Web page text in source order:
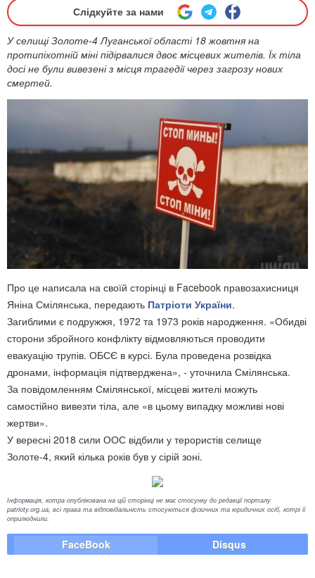
Слідкуйте за нами
У селищі Золоте-4 Луганської області 18 жовтня на
протипіхотній міні підірвалися двоє місцевих жителів. Їх тіла
досі не були вивезені з місця трагедії через загрозу нових
смертей.
Про це написала на своїй сторінці в Facebook правозахисниця
Яніна Смілянська, передають Патріоти України.
Загиблими є подружжя, 1972 та 1973 років народження. «Обидві
сторони збройного конфлікту відмовляються проводити
евакуацію трупів. ОБСЄ в курсі. Була проведена розвідка
дронами, інформація підтверджена», - уточнила Смілянська.
За повідомленням Смілянської, місцеві жителі можуть
самостійно вивезти тіла, але «в цьому випадку можливі нові
жертви».
У вересні 2018 сили ООС відбили у терористів селище
Золоте-4, який кілька років був у сірій зоні.
Інформація, котра опублікована на цій сторінці не має стосунку до редакції порталу
patrioty.org.ua, всі права та відповідальність стосуються фізичних та юридичних осіб, котрі її
оприлюднили.
FaceBook Disqus